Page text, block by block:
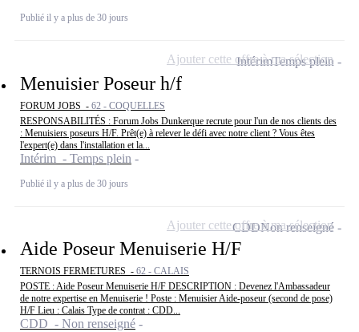
Publié il y a plus de 30 jours
Menuisier Poseur h/f
FORUM JOBS - 62 - COQUELLES
RESPONSABILITÉS : Forum Jobs Dunkerque recrute pour l'un de nos clients des
: Menuisiers poseurs H/F. Prêt(e) à relever le défi avec notre client ? Vous êtes
l'expert(e) dans l'installation et la...
Intérim - Temps plein
Publié il y a plus de 30 jours
IntérimTemps plein
Ajouter cette offre à ma sélection
Aide Poseur Menuiserie H/F
TERNOIS FERMETURES - 62 - CALAIS
POSTE : Aide Poseur Menuiserie H/F DESCRIPTION : Devenez l'Ambassadeur
de notre expertise en Menuiserie ! Poste : Menuisier Aide-poseur (second de pose)
H/F Lieu : Calais Type de contrat : CDD...
CDD - Non renseigné
CDDNon renseigné
Ajouter cette offre à ma sélection